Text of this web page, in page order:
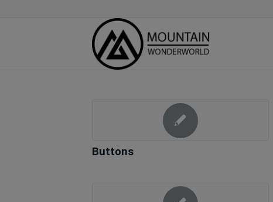
Buttons